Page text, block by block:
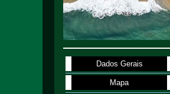
Dados Gerais
Mapa